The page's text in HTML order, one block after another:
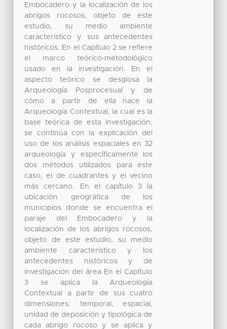
Embocadero y la localización de los
abrigos rocosos, objeto de este
estudio, su medio ambiente
característico y sus antecedentes
históricos. En el Capítulo 2 se refiere
el marco teórico-metodológico
usado en la investigación. En el
aspecto teórico se desglosa la
Arqueología Posprocesual y de
cómo a partir de ella nace la
Arqueología Contextual, la cual es la
base teórica de esta investigación,
se continúa con la explicación del
uso de los análisis espaciales en 32
arqueología y específicamente los
dos métodos utilizados para este
caso, el de cuadrantes y el vecino
más cercano. En el capítulo 3 la
ubicación geográfica de los
municipios donde se encuentra el
paraje del Embocadero y la
localización de los abrigos rocosos,
objeto de este estudio, su medio
ambiente característico y los
antecedentes históricos y de
investigación del área En el Capítulo
3 se aplica la Arqueología
Contextual a partir de sus cuatro
dimensiones: temporal, espacial,
unidad de deposición y tipológica de
cada abrigo rocoso y se aplica y